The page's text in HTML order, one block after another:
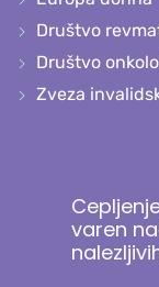
Društvo
Društvo
Zveza
varen